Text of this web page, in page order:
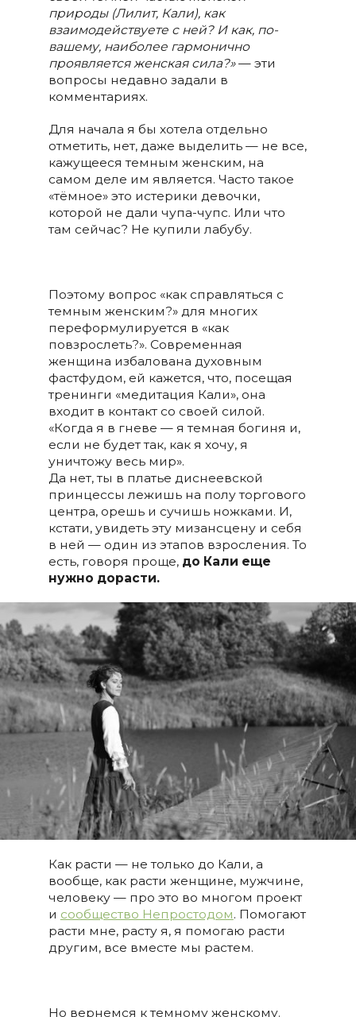
природы (Лилит, Кали), как
взаимодействуете с ней? И как, по-
вашему, наиболее гармонично
проявляется женская сила?»— эти
вопросы недавно задали в
комментариях.
Для начала я бы хотела отдельно
отметить, нет, даже выделить — не все,
кажущееся темным женским, на
самом деле им является. Часто такое
«тёмное» это истерики девочки,
которой не дали чупа-чупс. Или что
там сейчас? Не купили лабубу.
Поэтому вопрос «как справляться с
темным женским?» для многих
переформулируется в «как
повзрослеть?». Современная
женщина избалована духовным
фастфудом, ей кажется, что, посещая
тренинги «медитация Кали», она
входит в контакт со своей силой.
«Когда я в гневе — я темная богиня и,
если не будет так, как я хочу, я
уничтожу весь мир».
Да нет, ты в платье диснеевской
принцессы лежишь на полу торгового
центра, орешь и сучишь ножками. И,
кстати, увидеть эту мизансцену и себя
в ней — один из этапов взросления. То
есть, говоря проще, до Кали еще
нужно дорасти.
Как расти — не только до Кали, а
вообще, как расти женщине, мужчине,
человеку — про это во многом проект
и сообщество Непростодом. Помогают
расти мне, расту я, я помогаю расти
другим, все вместе мы растем.
Но вернемся к темному женскому.